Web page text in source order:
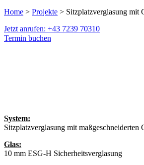
Home > Projekte > Sitzplatzverglasung mit
Jetzt anrufen: +43 7239 70310
Termin buchen
System:
Sitzplatzverglasung mit
Glas:
10 mm ESG-H Sicherheitsverglasung